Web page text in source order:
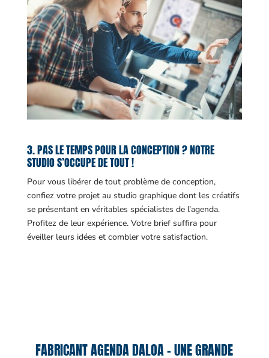
3. PAS LE TEMPS POUR LA CONCEPTION ? NOTRE
STUDIO S’OCCUPE DE TOUT !
Pour vous libérer de tout problème de conception,
confiez votre projet au studio graphique dont les créatifs
se présentant en véritables spécialistes de l’agenda.
Profitez de leur expérience. Votre brief suffira pour
éveiller leurs idées et combler votre satisfaction.
FABRICANT AGENDA DALOA – UNE GRANDE